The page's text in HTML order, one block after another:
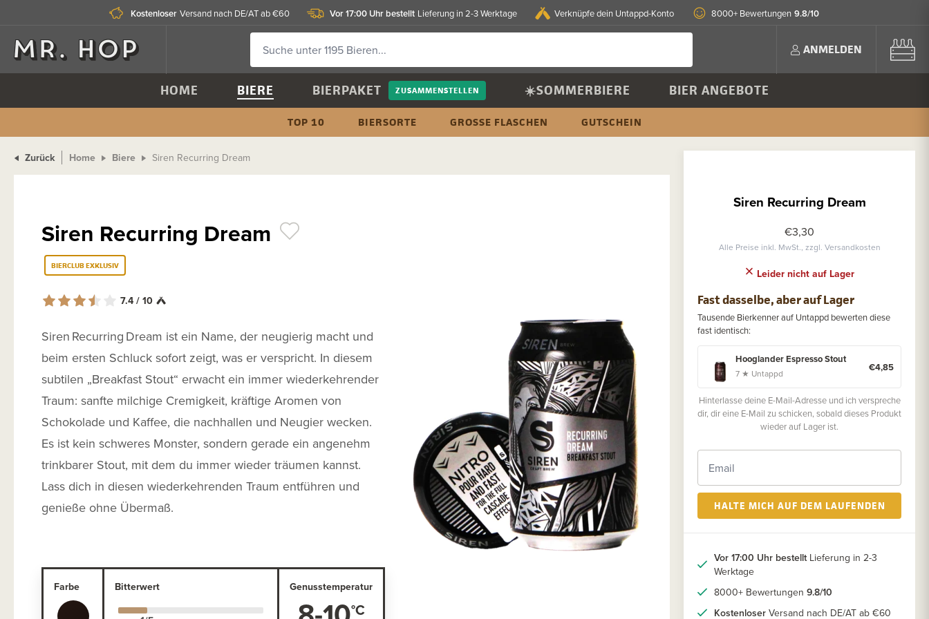
Kostenloser Versand nach DE/AT ab €60 Vor 17:00 Uhr bestellt Lieferung in 2-3 Werktage Verknüpfe dein Untappd-Konto 8000+ Bewertungen 9.8/10
ANMELDEN
HOME BIERE BIERPAKET ZUSAMMENSTELLEN ☀️SOMMERBIERE BIER ANGEBOTE
TOP 10 BIERSORTE GROSSE FLASCHEN GUTSCHEIN
Zurück Home Biere Siren Recurring Dream
Siren Recurring Dream
BIERCLUB EXKLUSIV
7.4 / 10
Siren Recurring Dream ist ein Name, der neugierig macht und
beim ersten Schluck sofort zeigt, was er verspricht. In diesem
subtilen „Breakfast Stout“ erwacht ein immer wiederkehrender
Traum: sanfte milchige Cremigkeit, kräftige Aromen von
Schokolade und Kaffee, die nachhallen und Neugier wecken.
Es ist kein schweres Monster, sondern gerade ein angenehm
trinkbarer Stout, mit dem du immer wieder träumen kannst.
Lass dich in diesen wiederkehrenden Traum entführen und
genieße ohne Übermaß.
Farbe Bitterwert Genusstemperatur
Siren Recurring Dream
€3,30
Alle Preise inkl. MwSt., zzgl. Versandkosten
Leider nicht auf Lager
Fast dasselbe, aber auf Lager
Tausende Bierkenner auf Untappd bewerten diese
fast identisch:
Hooglander Espresso Stout
7 ★ Untappd €4,85
Hinterlasse deine E-Mail-Adresse und ich verspreche
dir, dir eine E-Mail zu schicken, sobald dieses Produkt
wieder auf Lager ist.
HALTE MICH AUF DEM LAUFENDEN
Vor 17:00 Uhr bestelltLieferung in 2-3
Werktage
8000+ Bewertungen 9.8/10
Kostenloser Versand nach DE/AT ab €60